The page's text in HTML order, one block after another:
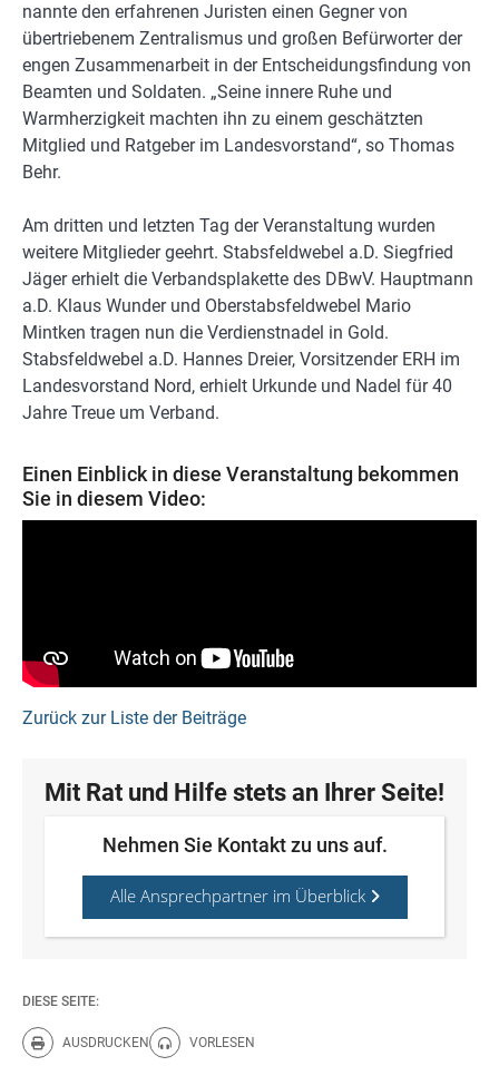
nannte den erfahrenen Juristen einen Gegner von
übertriebenem Zentralismus und großen Befürworter der
engen Zusammenarbeit in der Entscheidungsfindung von
Beamten und Soldaten. „Seine innere Ruhe und
Warmherzigkeit machten ihn zu einem geschätzten
Mitglied und Ratgeber im Landesvorstand“, so Thomas
Behr.
Am dritten und letzten Tag der Veranstaltung wurden
weitere Mitglieder geehrt. Stabsfeldwebel a.D. Siegfried
Jäger erhielt die Verbandsplakette des DBwV. Hauptmann
a.D. Klaus Wunder und Oberstabsfeldwebel Mario
Mintken tragen nun die Verdienstnadel in Gold.
Stabsfeldwebel a.D. Hannes Dreier, Vorsitzender ERH im
Landesvorstand Nord, erhielt Urkunde und Nadel für 40
Jahre Treue um Verband.
Einen Einblick in diese Veranstaltung bekommen
Sie in diesem Video:
Zurück zur Liste der Beiträge
Mit Rat und Hilfe stets an Ihrer Seite!
Nehmen Sie Kontakt zu uns auf.
Alle Ansprechpartner im Überblick
DIESE SEITE:
AUSDRUCKEN
Diese Seite drucken.
VORLESEN
Diese Seite vorlesen.